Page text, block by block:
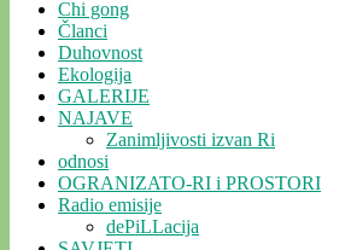
Chi gong
Članci
Duhovnost
Ekologija
GALERIJE
NAJAVE
Zanimljivosti izvan Ri
odnosi
OGRANIZATO-RI i PROSTORI
Radio emisije
dePiLLacija